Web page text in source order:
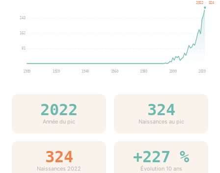
81
162
243
1900 1920 1940 1960 1980 2000 2020
2022 · 324
2022
Année du pic
324
Naissances au pic
324
Naissances 2022
+227 %
Évolution 10 ans